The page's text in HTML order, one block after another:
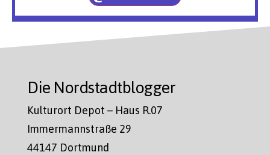
Die Nordstadtblogger
Kulturort Depot – Haus R.07
Immermannstraße 29
44147 Dortmund